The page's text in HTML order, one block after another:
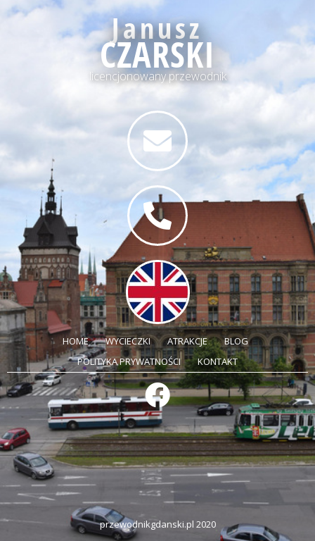
Janusz
CZARSKI
licencjonowany przewodnik
HOME WYCIECZKI ATRAKCJE
BLOG
POLITYKA PRYWATNOŚCI
KONTAKT
przewodnikgdanski.pl 2020